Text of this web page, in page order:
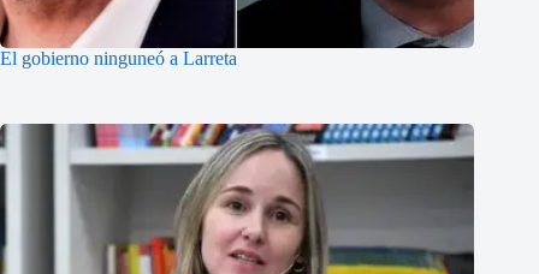
El gobierno ninguneó a Larreta